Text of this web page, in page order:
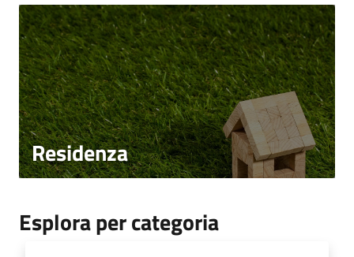
Residenza
Esplora per categoria